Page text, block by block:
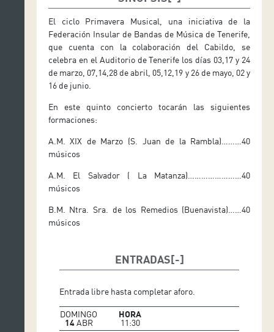
El ciclo Primavera Musical, una iniciativa de la
Federación Insular de Bandas de Música de Tenerife,
que cuenta con la colaboración del Cabildo, se
celebra en el Auditorio de Tenerife los días 03,17 y 24
de marzo, 07,14,28 de abril, 05,12,19 y 26 de mayo, 02 y
16 de junio.
En este quinto concierto tocarán las siguientes
formaciones:
A.M. XIX de Marzo (S. Juan de la Rambla)………40
músicos
A.M. El Salvador ( La Matanza)……………………40
músicos
B.M. Ntra. Sra. de los Remedios (Buenavista)……40
músicos
ENTRADAS
Entrada libre hasta completar aforo.
DOMINGO
14ABR
HORA
11:30